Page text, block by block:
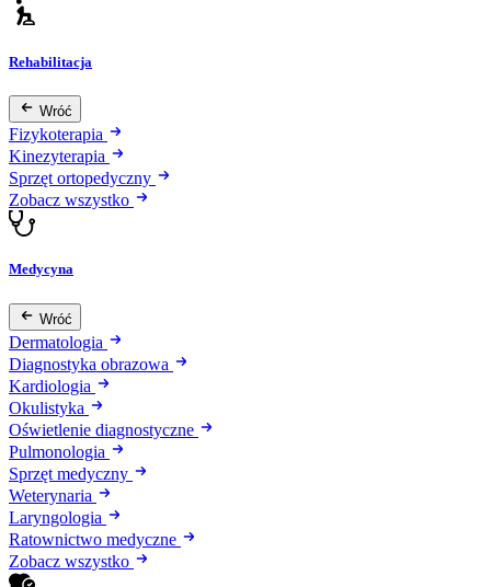
Rehabilitacja
Wróć
Fizykoterapia
Kinezyterapia
Sprzęt ortopedyczny
Zobacz wszystko
Medycyna
Wróć
Dermatologia
Diagnostyka obrazowa
Kardiologia
Okulistyka
Oświetlenie diagnostyczne
Pulmonologia
Sprzęt medyczny
Weterynaria
Laryngologia
Ratownictwo medyczne
Zobacz wszystko